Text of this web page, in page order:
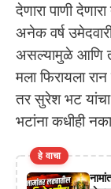
देणारा पाणी
अनेक वर्ष
असल्यामुळे आणि
मला फिरायला
तर सुरेश भट
भटांना कधीही
हे वाचा